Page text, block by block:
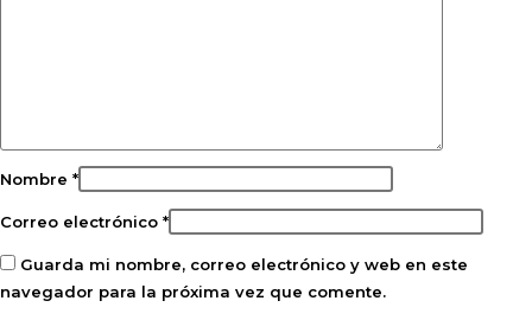
Nombre *
Correo electrónico *
Guarda mi nombre, correo electrónico y web en este
navegador para la próxima vez que comente.